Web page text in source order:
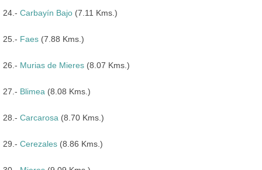
24.- Carbayín Bajo (7.11 Kms.)
25.- Faes (7.88 Kms.)
26.- Murias de Mieres (8.07 Kms.)
27.- Blimea (8.08 Kms.)
28.- Carcarosa (8.70 Kms.)
29.- Cerezales (8.86 Kms.)